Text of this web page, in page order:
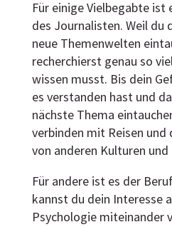
Für einige Vielbegabte
des Journalisten. Weil du
neue Themenwelten
recherchierst genau so
wissen musst. Bis dein
es verstanden hast und
nächste Thema
verbinden mit Reisen und
von anderen Kulturen und
Für andere ist es der
kannst du dein Interesse
Psychologie miteinander